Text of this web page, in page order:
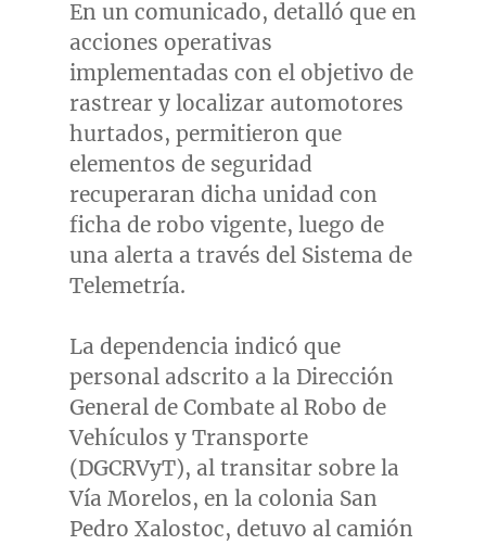
En un comunicado, detalló que en
acciones operativas
implementadas con el objetivo de
rastrear y localizar automotores
hurtados, permitieron que
elementos de seguridad
recuperaran dicha unidad con
ficha de robo vigente, luego de
una alerta a través del Sistema de
Telemetría.
La dependencia indicó que
personal adscrito a la Dirección
General de Combate al Robo de
Vehículos y Transporte
(DGCRVyT), al transitar sobre la
Vía Morelos, en la colonia San
Pedro Xalostoc, detuvo al camión